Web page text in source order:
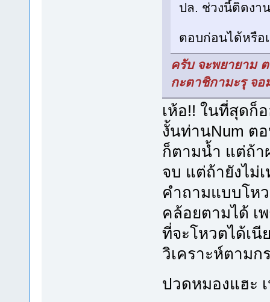
ปล. ช่วงนี้ติดงา
ตอบก่อนได้หรือ
ครับ จะพยายาม
กะตาชิกามะรุ จอ
เห้อ!! ในที่สุดก็
งั้นท่านNum ต
ก็ตามน้ำ แต่ถ้า
จบ แต่ถ้ายังไม่
คำถามแบบโห
คล้อยตามได้ เ
ที่จะโหวตได้เนี
วิเคราะห์ตาม
ปวดหมองแฮะ